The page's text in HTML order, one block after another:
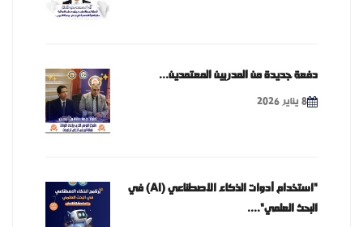
دفعة جديدة من المدربين المعتمدين...
8 يناير 2026
"استخدام أدوات الذكاء الاصطناعي (AI) في
البحث العلمي"....